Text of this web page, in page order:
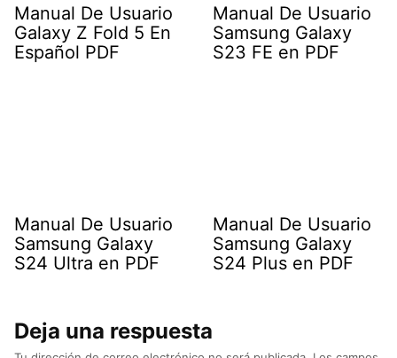
Manual De Usuario
Galaxy Z Fold 5 En
Español PDF
Manual De Usuario
Samsung Galaxy
S23 FE en PDF
Manual De Usuario
Samsung Galaxy
S24 Ultra en PDF
Manual De Usuario
Samsung Galaxy
S24 Plus en PDF
Deja una respuesta